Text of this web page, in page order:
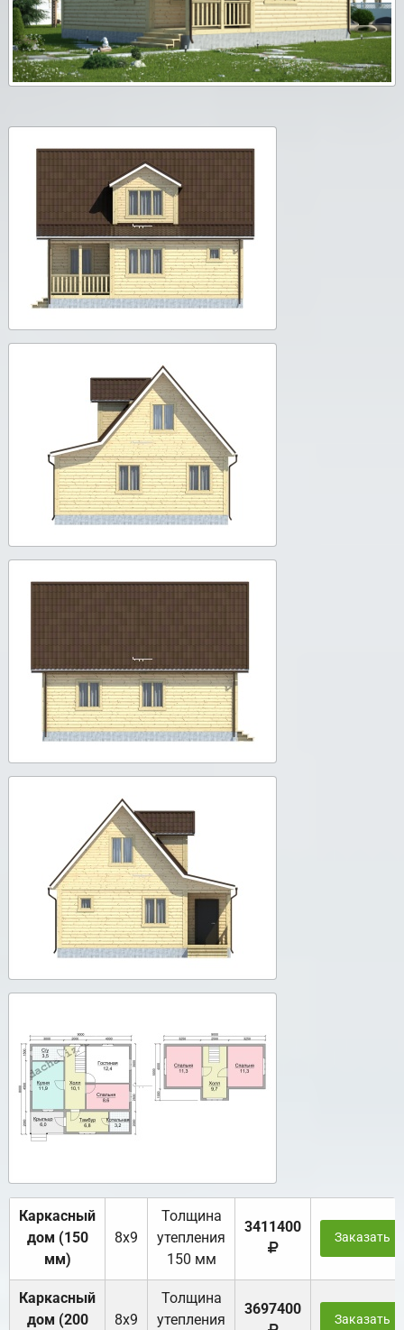
Каркасный
дом (150
мм)
8х9
Толщина
утепления
150 мм
3411400
Заказать
Каркасный
дом (200
8х9
Толщина
утепления
3697400
Заказать